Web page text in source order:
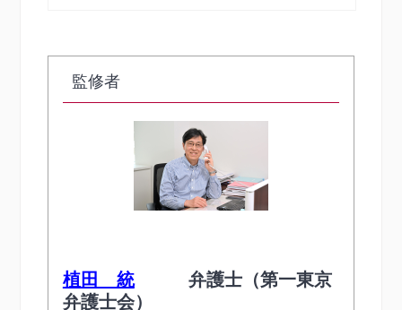
監修者
植田 統弁護士（第一東京
弁護士会）